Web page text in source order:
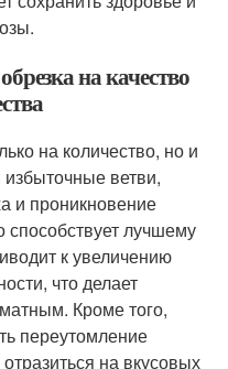
на качество
на количество, но и
избыточные ветви,
и проникновение
способствует лучшему
к увеличению
что делает
Кроме того,
переутомление
на вкусовых